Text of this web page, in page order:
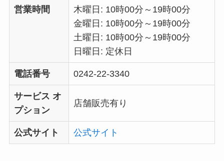
営業時間
木曜日: 10時00分～19時00分
金曜日: 10時00分～19時00分
土曜日: 10時00分～19時00分
日曜日: 定休日
電話番号 0242-22-3340
サービス オ
プション
店舗販売有り
公式サイト 公式サイト